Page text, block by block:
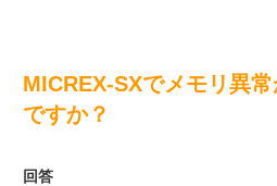
企業活動
監視制御システム
MICREX-SXでメモリ異
ですか？
回答